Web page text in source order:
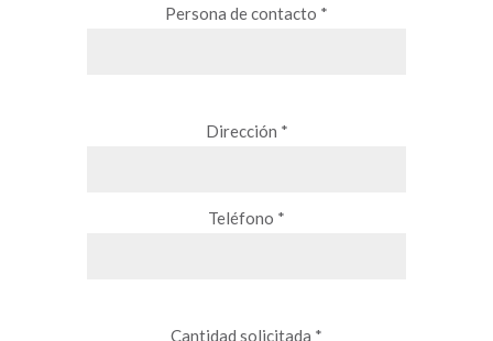
Persona de contacto *
Dirección *
Teléfono *
Cantidad solicitada *